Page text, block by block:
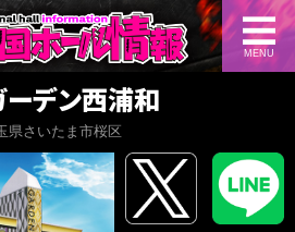
MENU
ーデン西浦和
県さいたま市桜区